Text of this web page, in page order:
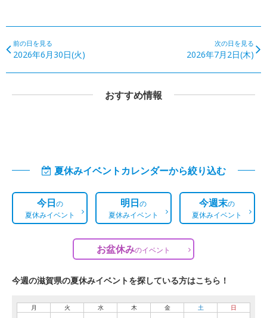
前の日を見る
2026年6月30日(火)
次の日を見る
2026年7月2日(木)
おすすめ情報
夏休みイベントカレンダーから絞り込む
今日の
夏休みイベント
明日の
夏休みイベント
今週末の
夏休みイベント
お盆休みのイベント
今週の滋賀県の夏休みイベントを探している方はこちら！
月 火 水 木 金 土 日